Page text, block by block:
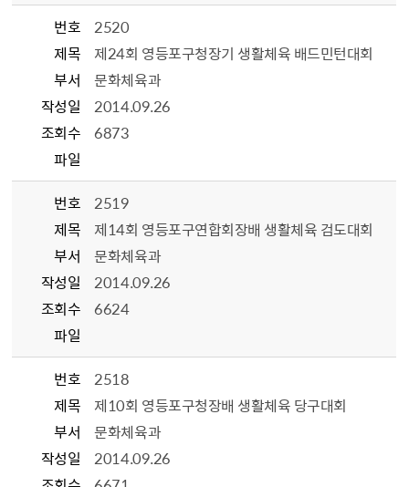
번호
2520
제목
제24회 영등포구청장기 생활체육 배드민턴대회
부서
문화체육과
작성일
2014.09.26
조회수
6873
파일
번호
2519
제목
제14회 영등포구연합회장배 생활체육 검도대회
부서
문화체육과
작성일
2014.09.26
조회수
6624
파일
번호
2518
제목
제10회 영등포구청장배 생활체육 당구대회
부서
문화체육과
작성일
2014.09.26